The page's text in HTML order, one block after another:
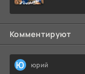
Комментируют
Ю юрий